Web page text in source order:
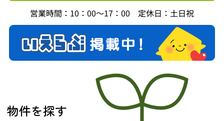
営業時間：10：00～17：00 定休日：土日祝
物件を探す